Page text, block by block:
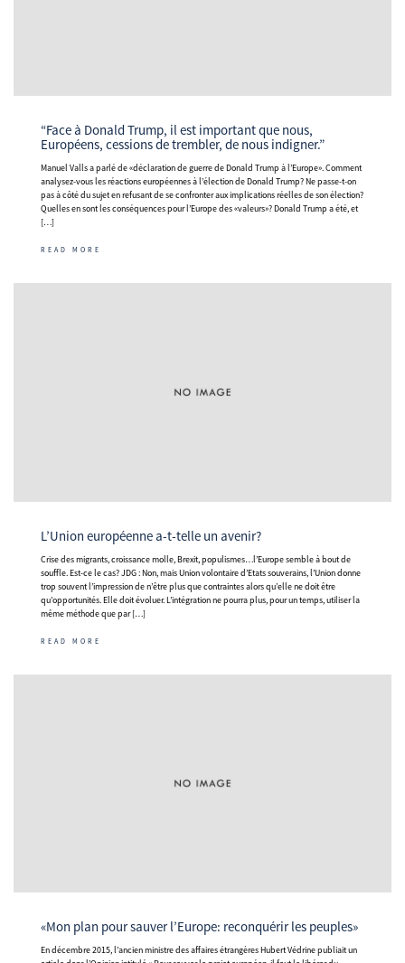
“Face à Donald Trump, il est important que nous,
Européens, cessions de trembler, de nous indigner.”
Manuel Valls a parlé de «déclaration de guerre de Donald Trump à l’Europe». Comment
analysez-vous les réactions européennes à l’élection de Donald Trump? Ne passe-t-on
pas à côté du sujet en refusant de se confronter aux implications réelles de son élection?
Quelles en sont les conséquences pour l’Europe des «valeurs»? Donald Trump a été, et
[…]
READ MORE
L’Union européenne a-t-telle un avenir?
Crise des migrants, croissance molle, Brexit, populismes…l’Europe semble à bout de
souffle. Est-ce le cas? JDG : Non, mais Union volontaire d’Etats souverains, l’Union donne
trop souvent l’impression de n’être plus que contraintes alors qu’elle ne doit être
qu’opportunités. Elle doit évoluer. L’intégration ne pourra plus, pour un temps, utiliser la
même méthode que par […]
READ MORE
«Mon plan pour sauver l’Europe: reconquérir les peuples»
En décembre 2015, l’ancien ministre des affaires étrangères Hubert Védrine publiait un